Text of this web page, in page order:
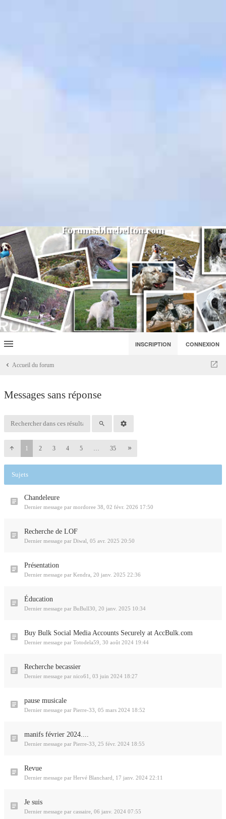
Forums.bluebelton.com
INSCRIPTION CONNEXION
Accueil du forum
Messages sans réponse
1 2 3 4 5 … 35
Sujets
Chandeleure
Dernier message par mordoree 38 02 févr. 2026 17:50
Recherche de LOF
Dernier message par Diwal 05 avr. 2025 20:50
Présentation
Dernier message par Kendra 20 janv. 2025 22:36
Éducation
Dernier message par BuBull30 20 janv. 2025 10:34
Buy Bulk Social Media Accounts Securely at AccBulk.com
Dernier message par Totodela59 30 août 2024 19:44
Recherche becassier
Dernier message par nico61 03 juin 2024 18:27
pause musicale
Dernier message par Pierre-33 05 mars 2024 18:52
manifs février 2024....
Dernier message par Pierre-33 25 févr. 2024 18:55
Revue
Dernier message par Hervé Blanchard 17 janv. 2024 22:11
Je suis
Dernier message par cassaire 06 janv. 2024 07:55